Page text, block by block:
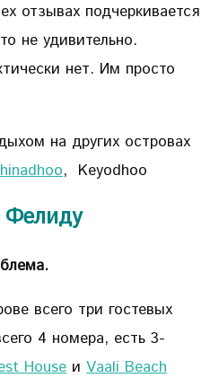
отзывах подчеркивается
не удивительно.
нет. Им просто
на других островах
, Keyodhoo
Фелиду
всего три гостевых
4 номера, есть 3-
House и Vaali Beach